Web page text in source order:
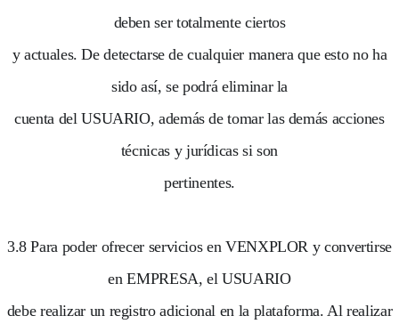
deben ser totalmente ciertos
y actuales. De detectarse de cualquier manera que esto no ha
sido así, se podrá eliminar la
cuenta del USUARIO, además de tomar las demás acciones
técnicas y jurídicas si son
pertinentes.
3.8 Para poder ofrecer servicios en VENXPLOR y convertirse
en EMPRESA, el USUARIO
debe realizar un registro adicional en la plataforma. Al realizar